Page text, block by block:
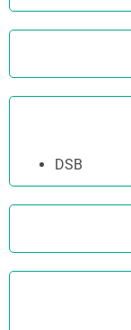
DSB